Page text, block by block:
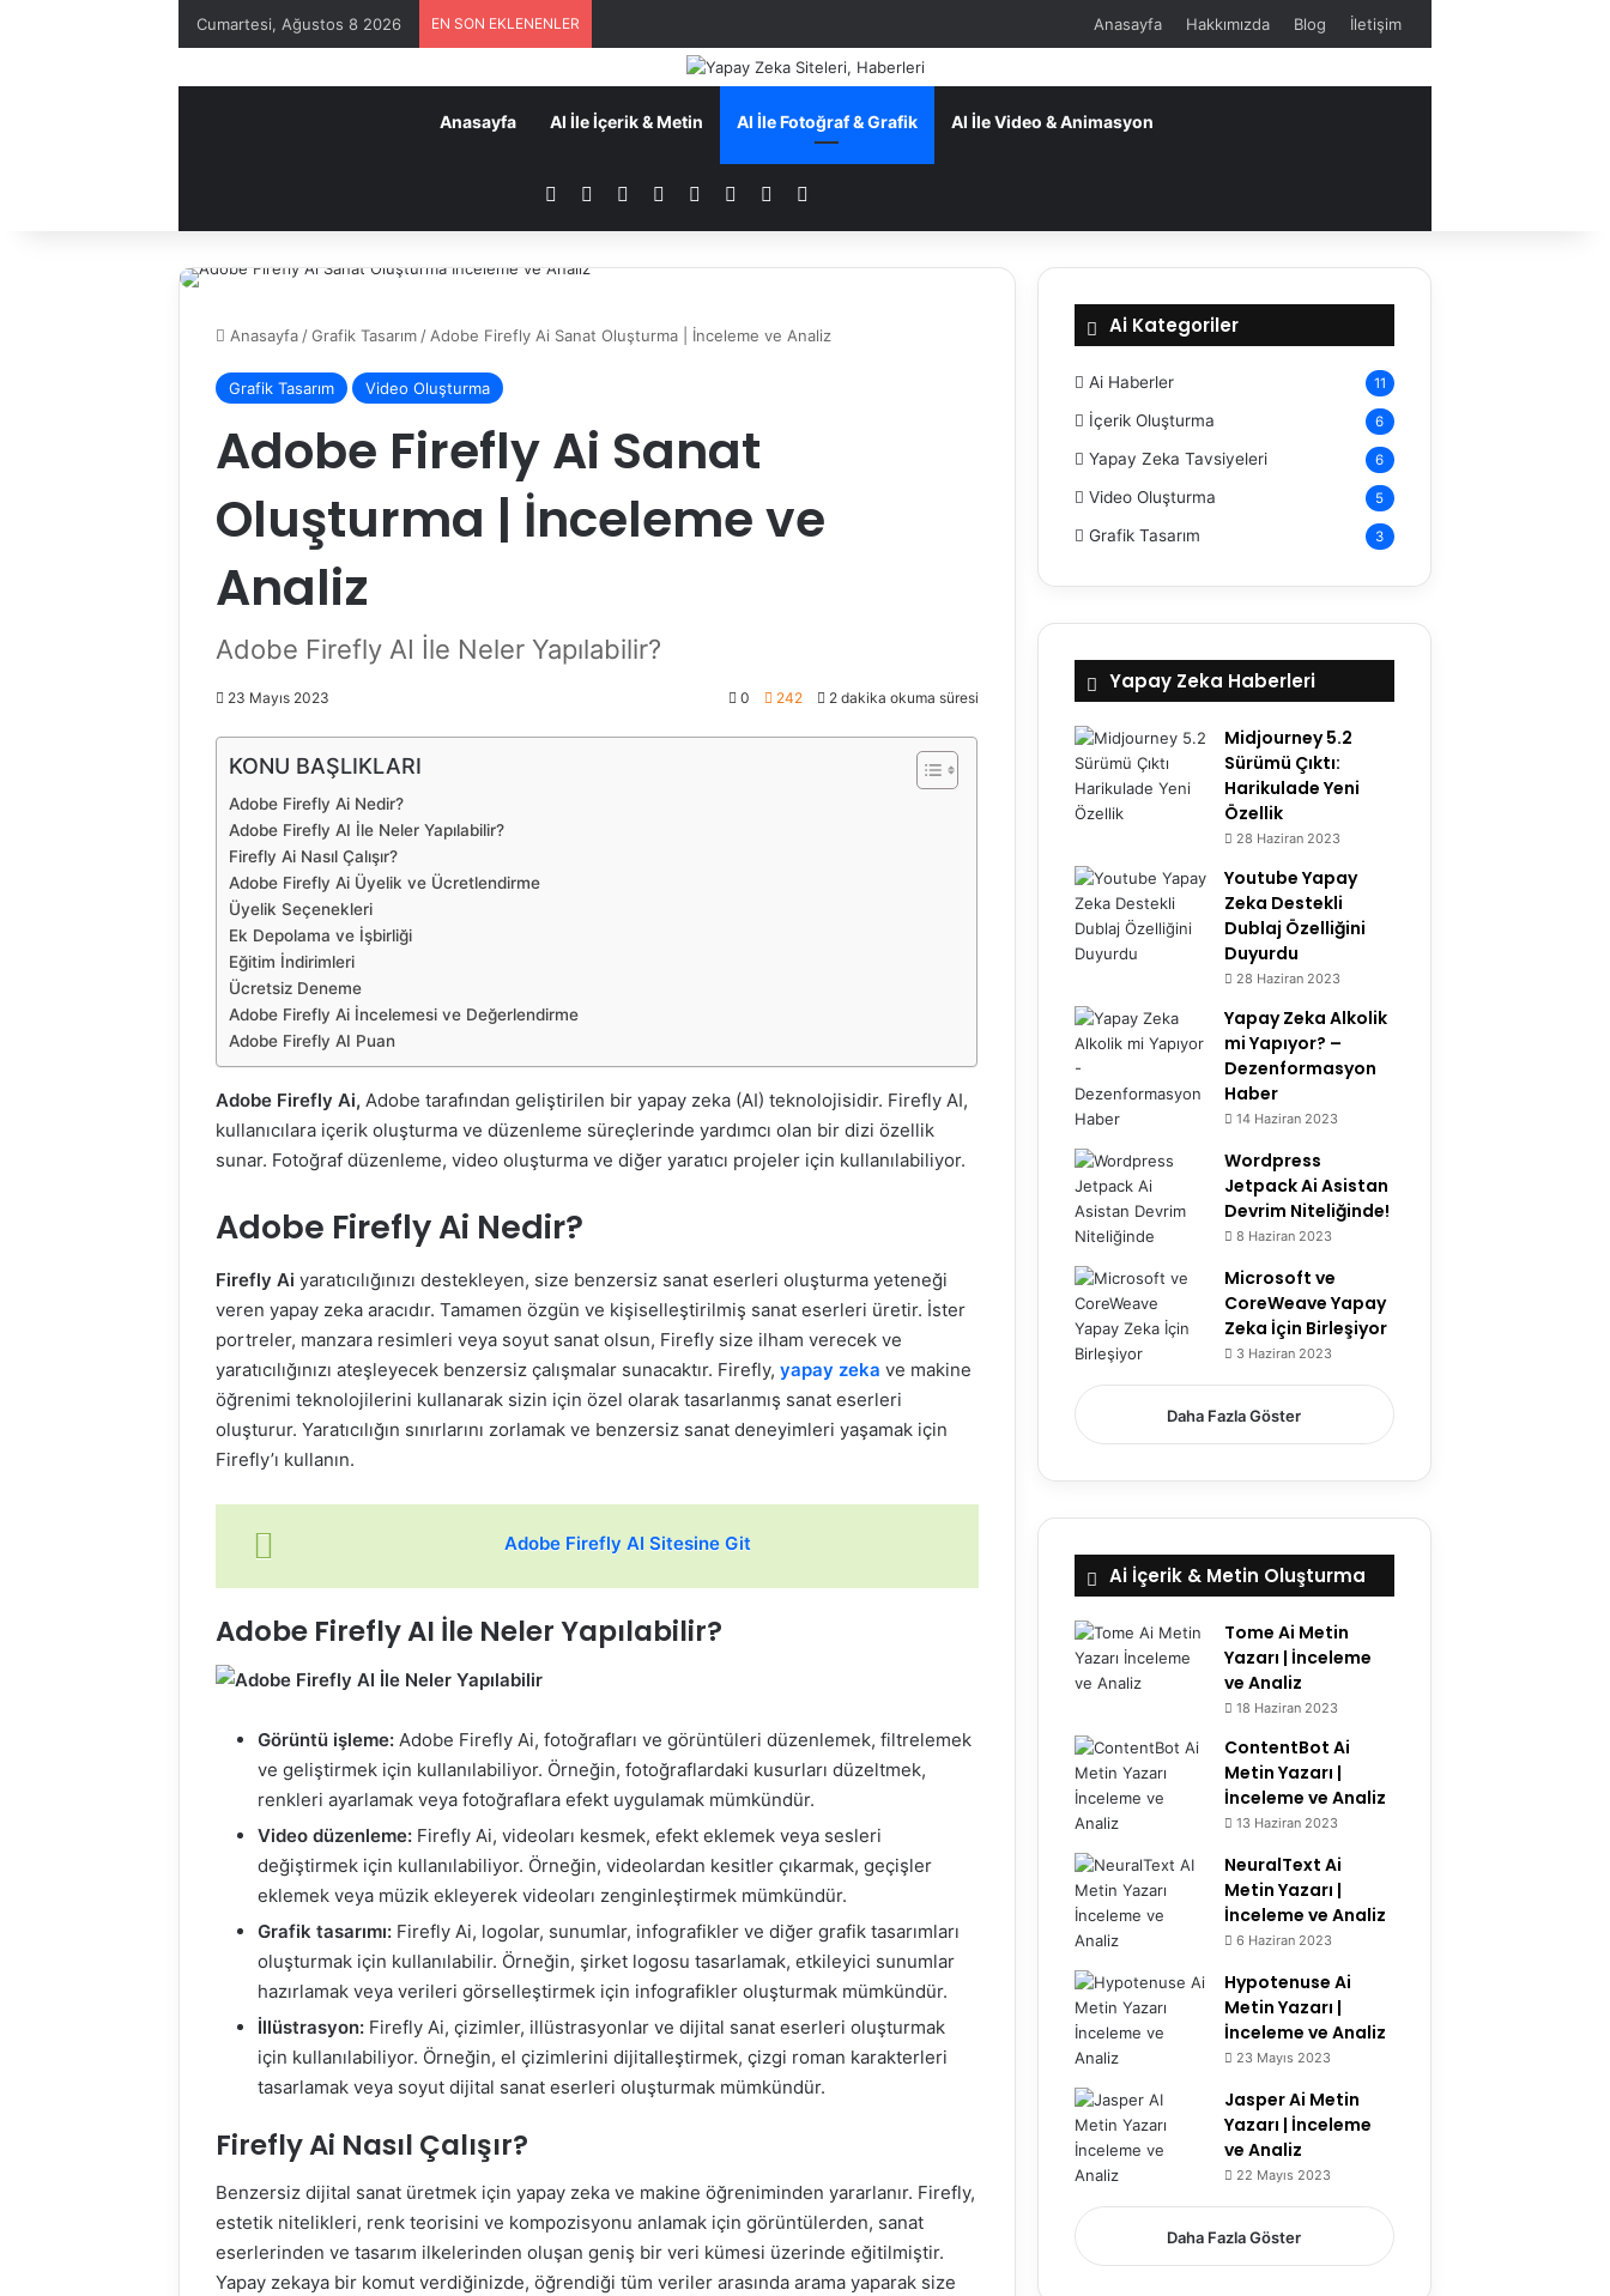
Cumartesi, Ağustos 8 2026 EN SON EKLENENLER Anasayfa Hakkımızda Blog İletişim
Anasayfa AI İle İçerik & Metin AI İle Fotoğraf & Grafik AI İle Video & Animasyon
FacebookYouTubeTumblrInstagram
TikTokPatreon
RSS
Anasayfa / Grafik Tasarım / Adobe Firefly Ai Sanat Oluşturma | İnceleme ve Analiz
Grafik Tasarım Video Oluşturma
Adobe Firefly Ai Sanat
Oluşturma | İnceleme ve
Analiz
Adobe Firefly AI İle Neler Yapılabilir?
23 Mayıs 2023 0 242 2 dakika okuma süresi
KONU BAŞLIKLARI
Adobe Firefly Ai Nedir?
Adobe Firefly AI İle Neler Yapılabilir?
Firefly Ai Nasıl Çalışır?
Adobe Firefly Ai Üyelik ve Ücretlendirme
Üyelik Seçenekleri
Ek Depolama ve İşbirliği
Eğitim İndirimleri
Ücretsiz Deneme
Adobe Firefly Ai İncelemesi ve Değerlendirme
Adobe Firefly AI Puan
Adobe Firefly Ai, Adobe tarafından geliştirilen bir yapay zeka (AI) teknolojisidir. Firefly AI,
kullanıcılara içerik oluşturma ve düzenleme süreçlerinde yardımcı olan bir dizi özellik
sunar. Fotoğraf düzenleme, video oluşturma ve diğer yaratıcı projeler için kullanılabiliyor.
Adobe Firefly Ai Nedir?
Firefly Ai yaratıcılığınızı destekleyen, size benzersiz sanat eserleri oluşturma yeteneği
veren yapay zeka aracıdır. Tamamen özgün ve kişiselleştirilmiş sanat eserleri üretir. İster
portreler, manzara resimleri veya soyut sanat olsun, Firefly size ilham verecek ve
yaratıcılığınızı ateşleyecek benzersiz çalışmalar sunacaktır. Firefly,yapay zeka ve makine
öğrenimi teknolojilerini kullanarak sizin için özel olarak tasarlanmış sanat eserleri
oluşturur. Yaratıcılığın sınırlarını zorlamak ve benzersiz sanat deneyimleri yaşamak için
Firefly’ı kullanın.
Adobe Firefly AI Sitesine Git
Adobe Firefly AI İle Neler Yapılabilir?
Görüntü işleme: Adobe Firefly Ai, fotoğrafları ve görüntüleri düzenlemek, filtrelemek
ve geliştirmek için kullanılabiliyor. Örneğin, fotoğraflardaki kusurları düzeltmek,
renkleri ayarlamak veya fotoğraflara efekt uygulamak mümkündür.
Video düzenleme: Firefly Ai, videoları kesmek, efekt eklemek veya sesleri
değiştirmek için kullanılabiliyor. Örneğin, videolardan kesitler çıkarmak, geçişler
eklemek veya müzik ekleyerek videoları zenginleştirmek mümkündür.
Grafik tasarımı: Firefly Ai, logolar, sunumlar, infografikler ve diğer grafik tasarımları
oluşturmak için kullanılabilir. Örneğin, şirket logosu tasarlamak, etkileyici sunumlar
hazırlamak veya verileri görselleştirmek için infografikler oluşturmak mümkündür.
İllüstrasyon: Firefly Ai, çizimler, illüstrasyonlar ve dijital sanat eserleri oluşturmak
için kullanılabiliyor. Örneğin, el çizimlerini dijitalleştirmek, çizgi roman karakterleri
tasarlamak veya soyut dijital sanat eserleri oluşturmak mümkündür.
Firefly Ai Nasıl Çalışır?
Benzersiz dijital sanat üretmek için yapay zeka ve makine öğreniminden yararlanır. Firefly,
estetik nitelikleri, renk teorisini ve kompozisyonu anlamak için görüntülerden, sanat
eserlerinden ve tasarım ilkelerinden oluşan geniş bir veri kümesi üzerinde eğitilmiştir.
Yapay zekaya bir komut verdiğinizde, öğrendiği tüm veriler arasında arama yaparak size
Ai Kategoriler
Ai Haberler 11
İçerik Oluşturma 6
Yapay Zeka Tavsiyeleri 6
Video Oluşturma 5
Grafik Tasarım 3
Yapay Zeka Haberleri
Midjourney 5.2
Sürümü Çıktı:
Harikulade Yeni
Özellik
28 Haziran 2023
Youtube Yapay
Zeka Destekli
Dublaj Özelliğini
Duyurdu
28 Haziran 2023
Yapay Zeka Alkolik
mi Yapıyor? –
Dezenformasyon
Haber
14 Haziran 2023
Wordpress
Jetpack Ai Asistan
Devrim Niteliğinde!
8 Haziran 2023
Microsoft ve
CoreWeave Yapay
Zeka İçin Birleşiyor
3 Haziran 2023
Daha Fazla Göster
Ai İçerik & Metin Oluşturma
6.2
Tome Ai Metin
Yazarı | İnceleme
ve Analiz
18 Haziran 2023
8.4
ContentBot Ai
Metin Yazarı |
İnceleme ve Analiz
13 Haziran 2023
7.3
NeuralText Ai
Metin Yazarı |
İnceleme ve Analiz
6 Haziran 2023
9.1
Hypotenuse Ai
Metin Yazarı |
İnceleme ve Analiz
23 Mayıs 2023
7.5
Jasper Ai Metin
Yazarı | İnceleme
ve Analiz
22 Mayıs 2023
Daha Fazla Göster